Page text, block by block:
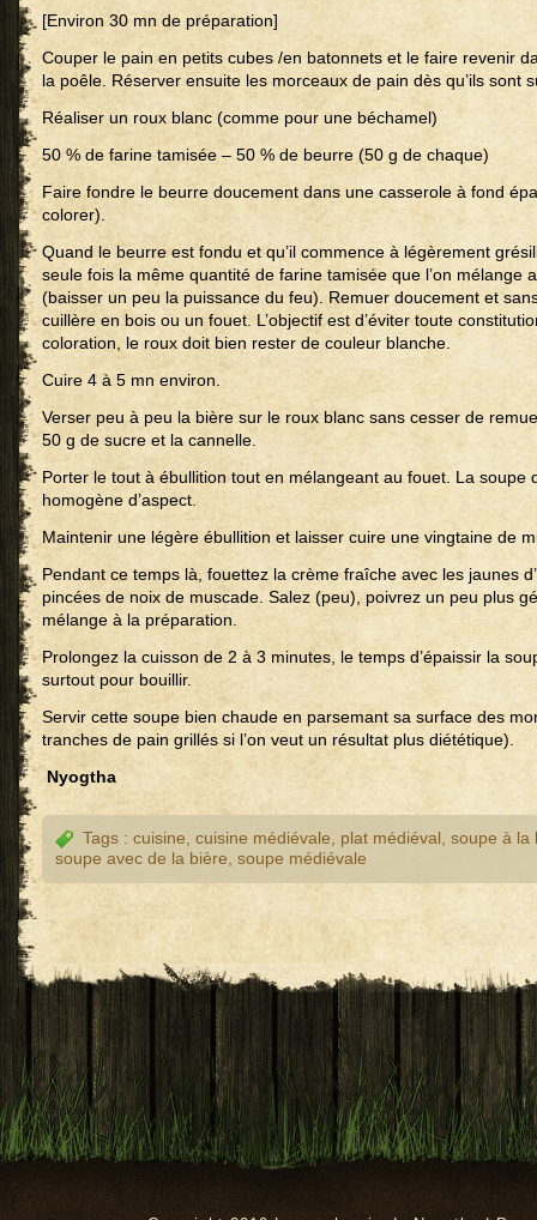
[Environ 30 mn de préparation]
Couper le pain en petits cubes /en batonnets et le faire revenir
la poêle. Réserver ensuite les morceaux de pain dès qu’ils sont
Réaliser un roux blanc (comme pour une béchamel)
50 % de farine tamisée – 50 % de beurre (50 g de chaque)
Faire fondre le beurre doucement dans une casserole à fond
colorer).
Quand le beurre est fondu et qu’il commence à légèrement
seule fois la même quantité de farine tamisée que l’on mélange
(baisser un peu la puissance du feu). Remuer doucement et
cuillère en bois ou un fouet. L’objectif est d’éviter toute
coloration, le roux doit bien rester de couleur blanche.
Cuire 4 à 5 mn environ.
Verser peu à peu la bière sur le roux blanc sans cesser de
50 g de sucre et la cannelle.
Porter le tout à ébullition tout en mélangeant au fouet. La
homogène d’aspect.
Maintenir une légère ébullition et laisser cuire une vingtaine de
Pendant ce temps là, fouettez la crème fraîche avec les jaunes
pincées de noix de muscade. Salez (peu), poivrez un peu plus
mélange à la préparation.
Prolongez la cuisson de 2 à 3 minutes, le temps d’épaissir la
surtout pour bouillir.
Servir cette soupe bien chaude en parsemant sa surface des
tranches de pain grillés si l’on veut un résultat plus diététique).
Nyogtha
Tags : cuisine cuisine médiévale plat médiéval soupe à la
soupe avec de la bière soupe médiévale